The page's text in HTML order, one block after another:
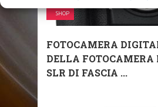
SHOP
FOTOCAMERA
DELLA FOTOCAMERA
SLR DI FASCIA ...